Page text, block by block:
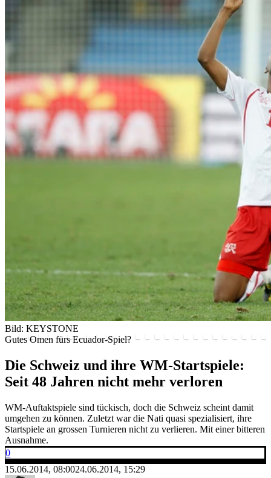
Bild: KEYSTONE
Gutes Omen fürs Ecuador-Spiel?
Die Schweiz und ihre WM-Startspiele:
Seit 48 Jahren nicht mehr verloren
WM-Auftaktspiele sind tückisch, doch die Schweiz scheint damit
umgehen zu können. Zuletzt war die Nati quasi spezialisiert, ihre
Startspiele an grossen Turnieren nicht zu verlieren. Mit einer bitteren
Ausnahme.
0
15.06.2014, 08:0024.06.2014, 15:29